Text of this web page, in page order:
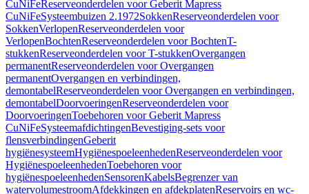
CuNiFeReserveonderdelen voor Geberit Mapress
CuNiFeSysteembuizen 2.1972SokkenReserveonderdelen voor
SokkenVerlopenReserveonderdelen voor
VerlopenBochtenReserveonderdelen voor BochtenT-
stukkenReserveonderdelen voor T-stukkenOvergangen
permanentReserveonderdelen voor Overgangen
permanentOvergangen en verbindingen,
demontabelReserveonderdelen voor Overgangen en verbindingen,
demontabelDoorvoeringenReserveonderdelen voor
DoorvoeringenToebehoren voor Geberit Mapress
CuNiFeSysteemafdichtingenBevestiging-sets voor
flensverbindingenGeberit
hygiënesysteemHygiënespoeleenhedenReserveonderdelen voor
HygiënespoeleenhedenToebehoren voor
hygiënespoeleenhedenSensorenKabelsBegrenzer van
watervolumestroomAfdekkingen en afdekplatenReservoirs en wc-